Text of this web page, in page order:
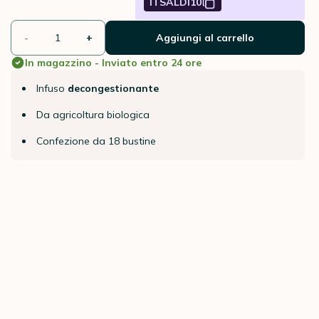
- +
Aggiungi al carrello
In magazzino - Inviato entro 24 ore
Infuso decongestionante
Da agricoltura biologica
Confezione da 18 bustine